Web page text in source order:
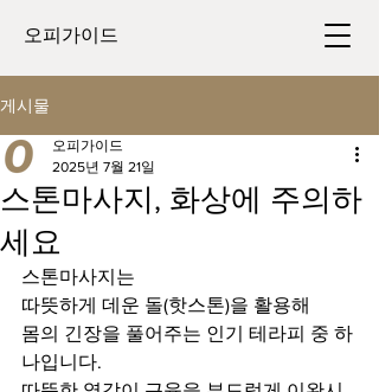
​오피가이드
게시물
스톤마사지, 화상에 주의하
세요
오피가이드
2025년 7월 21일
스톤마사지는
따뜻하게 데운 돌(핫스톤)을 활용해
몸의 긴장을 풀어주는 인기 테라피 중 하
나입니다.